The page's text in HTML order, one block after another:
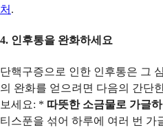
처 .
4. 인후통을 완화하세요
단핵구증으로 인한 인후통은 그
의 완화를 얻으려면 다음의 간단
보세요: * 따뜻한 소금물로 가글
티스푼을 섞어 하루에 여러 번 가